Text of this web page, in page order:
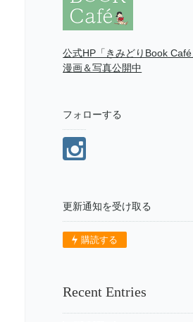
公式HP「きみどりBook Café
漫画＆写真公開中
フォローする
更新通知を受け取る
購読する
Recent Entries